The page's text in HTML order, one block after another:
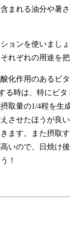
まれる油分や暑
ンを使いまし
れぞれの用途を
作用のあるビ
る時は、特にビ
取量の1/4程を
させたほうが
ます。また摂取
いので、日焼
！